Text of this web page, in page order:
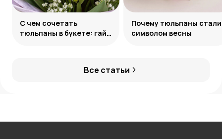
Все статьи
С чем сочетать
тюльпаны в букете: гайд
Почему тюльпаны стали
символом весны